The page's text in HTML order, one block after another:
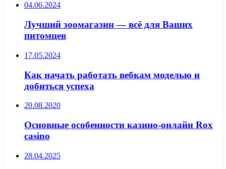
04.06.2024
Лучший зоомагазин — всё для Ваших
питомцев
17.05.2024
Как начать работать вебкам моделью и
добиться успеха
20.08.2020
Основные особенности казино-онлайн Rox
casino
28.04.2025